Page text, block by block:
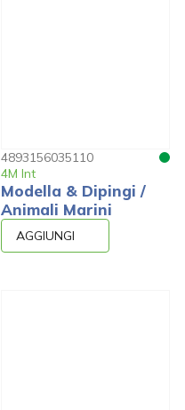
4893156035110
4M Int
Modella & Dipingi /
Animali Marini
AGGIUNGI